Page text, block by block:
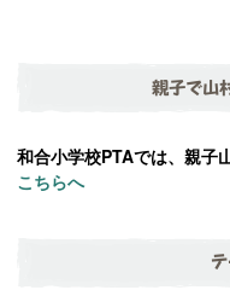
親子で山
和合小学校PTAでは、親子
こちらへ